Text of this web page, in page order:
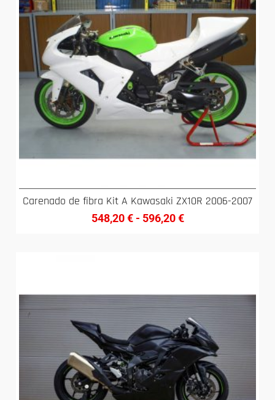
Carenado de fibra Kit A Kawasaki ZX10R 2006-2007
548,20€ - 596,20€